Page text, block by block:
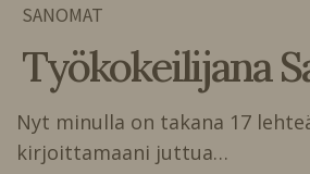
SANOMAT
Työkokeilijana
Nyt minulla on takana 17
kirjoittamaani juttua…